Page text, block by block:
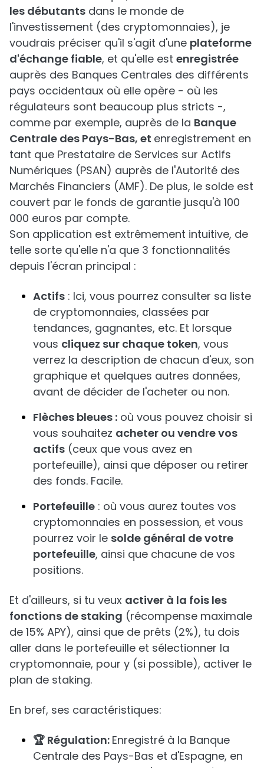
les débutants dans le monde de
l'investissement (des cryptomonnaies), je
voudrais préciser qu'il s'agit d'une plateforme
d'échange fiable, et qu'elle est enregistrée
auprès des Banques Centrales des différents
pays occidentaux où elle opère - où les
régulateurs sont beaucoup plus stricts -,
comme par exemple, auprès de la Banque
Centrale des Pays-Bas, et enregistrement en
tant que Prestataire de Services sur Actifs
Numériques (PSAN) auprès de l'Autorité des
Marchés Financiers (AMF). De plus, le solde est
couvert par le fonds de garantie jusqu'à 100
000 euros par compte.
Son application est extrêmement intuitive, de
telle sorte qu'elle n'a que 3 fonctionnalités
depuis l'écran principal :
Actifs : Ici, vous pourrez consulter sa liste
de cryptomonnaies, classées par
tendances, gagnantes, etc. Et lorsque
vous cliquez sur chaque token, vous
verrez la description de chacun d'eux, son
graphique et quelques autres données,
avant de décider de l'acheter ou non.
Flèches bleues : où vous pouvez choisir si
vous souhaitez acheter ou vendre vos
actifs (ceux que vous avez en
portefeuille), ainsi que déposer ou retirer
des fonds. Facile.
Portefeuille : où vous aurez toutes vos
cryptomonnaies en possession, et vous
pourrez voir le solde général de votre
portefeuille, ainsi que chacune de vos
positions.
Et d'ailleurs, si tu veux activer à la fois les
fonctions de staking (récompense maximale
de 15% APY), ainsi que de prêts (2%), tu dois
aller dans le portefeuille et sélectionner la
cryptomonnaie, pour y (si possible), activer le
plan de staking.
En bref, ses caractéristiques:
🏆 Régulation: Enregistré à la Banque
Centrale des Pays-Bas et d'Espagne, en